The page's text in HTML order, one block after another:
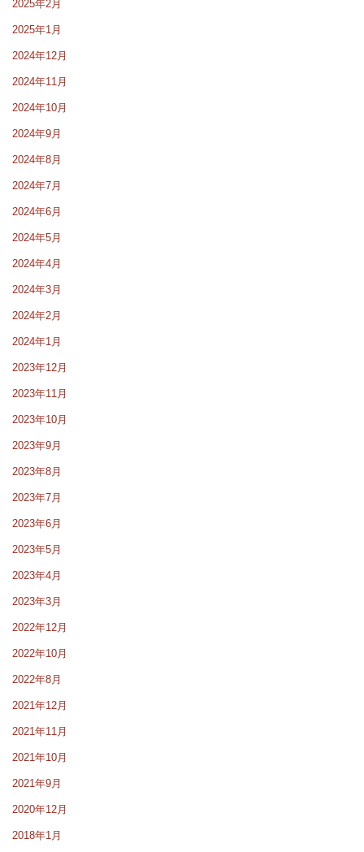
2025年2月
2025年1月
2024年12月
2024年11月
2024年10月
2024年9月
2024年8月
2024年7月
2024年6月
2024年5月
2024年4月
2024年3月
2024年2月
2024年1月
2023年12月
2023年11月
2023年10月
2023年9月
2023年8月
2023年7月
2023年6月
2023年5月
2023年4月
2023年3月
2022年12月
2022年10月
2022年8月
2021年12月
2021年11月
2021年10月
2021年9月
2020年12月
2018年1月